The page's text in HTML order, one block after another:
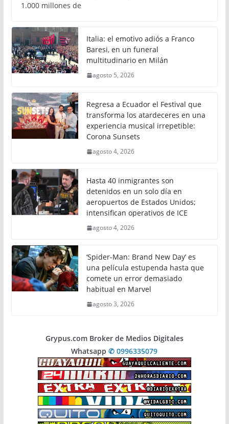
1.000 millones de
Italia: el emotivo adiós a Franco
Baresi, en un funeral
multitudinario en Milán
agosto 5, 2026
Regresa a Ecuador el Festival que
transforma los atardeceres en una
experiencia musical irrepetible:
Corona Sunsets
agosto 4, 2026
Hasta 40 inmigrantes son
detenidos en un solo día en
aeropuertos de Estados Unidos;
intensifican operativos de ICE
agosto 4, 2026
‘Spider-Man: Brand New Day’ es
una película estupenda hasta que
comete un error demasiado
habitual en Marvel
agosto 3, 2026
Grypus.com Broker de Medios Digitales
Whatsapp✆ 0996335079